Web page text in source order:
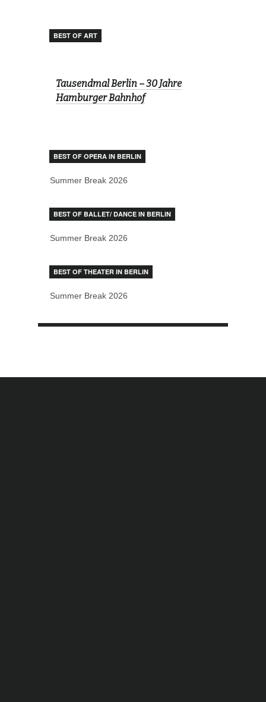
BEST OF ART
Tausendmal Berlin – 30 Jahre
Hamburger Bahnhof
BEST OF OPERA IN BERLIN
Summer Break 2026
BEST OF BALLET/ DANCE IN BERLIN
Summer Break 2026
BEST OF THEATER IN BERLIN
Summer Break 2026